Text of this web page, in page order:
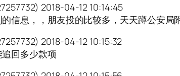
2018-04-12 10:14:45
信息，，朋友投的比较多，天天蹲公安局
2018-04-12 10:15:32
回多少款项